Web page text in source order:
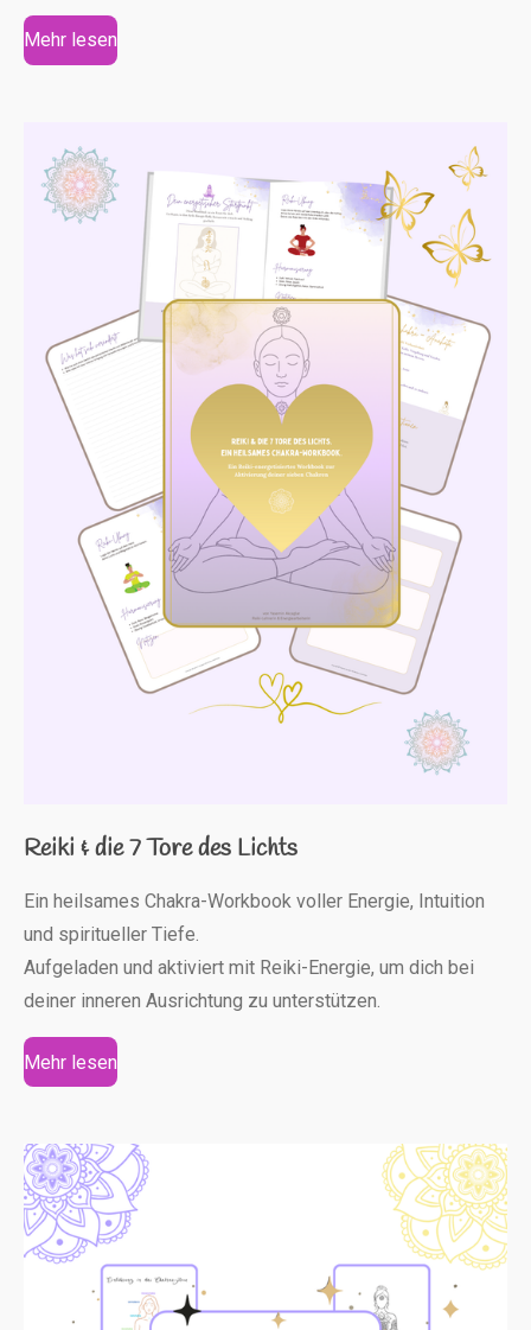
Mehr lesen
Reiki & die 7 Tore des Lichts
Ein heilsames Chakra-Workbook voller Energie, Intuition
und spiritueller Tiefe.
Aufgeladen und aktiviert mit Reiki-Energie, um dich bei
deiner inneren Ausrichtung zu unterstützen.
Mehr lesen